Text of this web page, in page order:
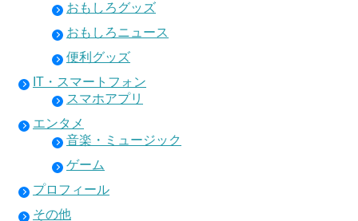
おもしろグッズ
おもしろニュース
便利グッズ
IT・スマートフォン
スマホアプリ
エンタメ
音楽・ミュージック
ゲーム
プロフィール
その他